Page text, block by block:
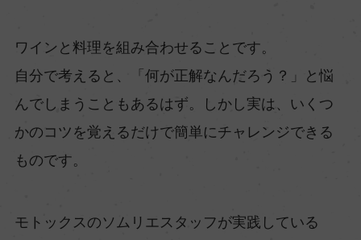
ワインと料理を組み合わせることです。
自分で考えると、「何が正解なんだろう？」と悩
んでしまうこともあるはず。しかし実は、いくつ
かのコツを覚えるだけで簡単にチャレンジできる
ものです。
モトックスのソムリエスタッフが実践している